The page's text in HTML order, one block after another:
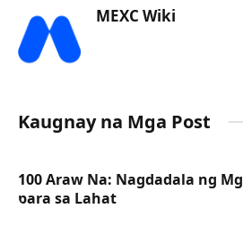
MEXC Wiki
Kaugnay na Mga Post
100 Araw Na: Nagdadala ng
para sa Lahat